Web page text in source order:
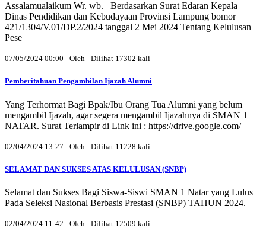
Assalamualaikum Wr. wb. Berdasarkan Surat Edaran Kepala
Dinas Pendidikan dan Kebudayaan Provinsi Lampung bomor
421/1304/V.01/DP.2/2024 tanggal 2 Mei 2024 Tentang Kelulusan
Pese
07/05/2024 00:00 - Oleh - Dilihat 17302 kali
Pemberitahuan Pengambilan Ijazah Alumni
Yang Terhormat Bagi Bpak/Ibu Orang Tua Alumni yang belum
mengambil Ijazah, agar segera mengambil Ijazahnya di SMAN 1
NATAR. Surat Terlampir di Link ini : https://drive.google.com/
02/04/2024 13:27 - Oleh - Dilihat 11228 kali
SELAMAT DAN SUKSES ATAS KELULUSAN (SNBP)
Selamat dan Sukses Bagi Siswa-Siswi SMAN 1 Natar yang Lulus
Pada Seleksi Nasional Berbasis Prestasi (SNBP) TAHUN 2024.
02/04/2024 11:42 - Oleh - Dilihat 12509 kali